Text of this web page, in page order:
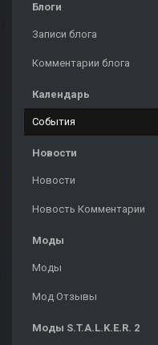
Блоги
Записи блога
Комментарии блога
Календарь
События
Новости
Новости
Новость Комментарии
Моды
Моды
Мод Отзывы
Моды S.T.A.L.K.E.R. 2